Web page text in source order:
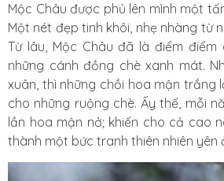
Mộc Châu được phủ lên mình một
Một nét đẹp tinh khôi, nhẹ nhàng từ
Từ lâu, Mộc Châu đã là điểm điểm
những cánh đồng chè xanh mát.
xuân, thì những chồi hoa mận trắng
cho những ruộng chè. Ấy thế, mỗi
lần hoa mận nở; khiến cho cả cao
thành một bức tranh thiên nhiên yên